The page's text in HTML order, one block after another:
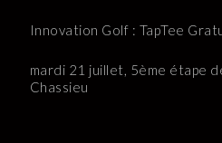
Innovation Golf : TapTee
mardi 21 juillet, 5ème étape
Chassieu